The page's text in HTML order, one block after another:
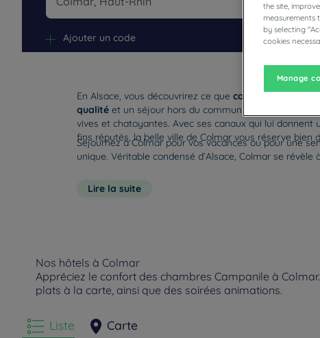
Ajouter un code
En Alsace, vous découvrirez ce que convivialitéet
qualité et un séjour hors du commun. Nichée au
vives et chatoyantes. Avec ses canaux qui lui
fins réputés, la belle ville de Colmar vous réserve bien
Séjournez à Colmar pour vos vacances ou pour une
unique. Véritable condensé d’Alsace, Colmar se révèle
Lire la suite
Nos hôtels à Colmar
Appréciez le confort des chambres Campanile à
plats à la carte, ainsi que des soirées animations.
Liste Carte
the site,
measurements
by selecting
cookies
Manage